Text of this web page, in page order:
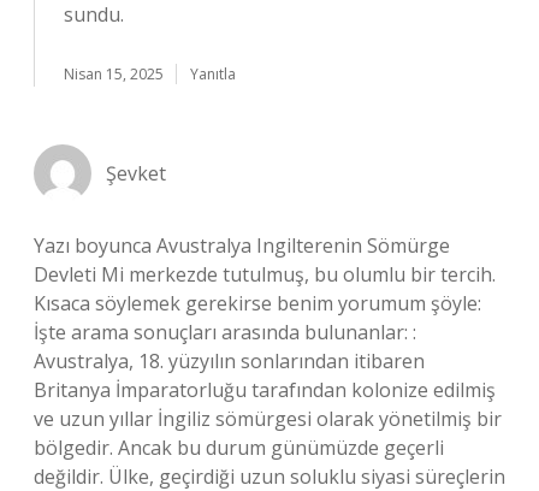
sundu.
Nisan 15, 2025 Yanıtla
Şevket
Yazı boyunca Avustralya Ingilterenin Sömürge
Devleti Mi merkezde tutulmuş, bu olumlu bir tercih.
Kısaca söylemek gerekirse benim yorumum şöyle:
İşte arama sonuçları arasında bulunanlar: :
Avustralya, 18. yüzyılın sonlarından itibaren
Britanya İmparatorluğu tarafından kolonize edilmiş
ve uzun yıllar İngiliz sömürgesi olarak yönetilmiş bir
bölgedir. Ancak bu durum günümüzde geçerli
değildir. Ülke, geçirdiği uzun soluklu siyasi süreçlerin